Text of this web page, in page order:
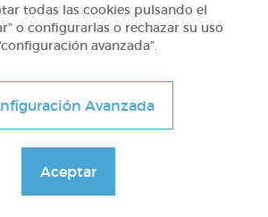
1º Primaria (6-7 años)
identificar el mayor menor e igual
todas las cookies pulsando el
o configurarlas o rechazar su uso
avanzada”.
Avanzada
Aceptar